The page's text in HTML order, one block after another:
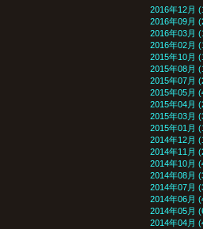
2016年12月
2016年09月
2016年03月
2016年02月
2015年10月
2015年08月
2015年07月
2015年05月
2015年04月
2015年03月
2015年01月
2014年12月
2014年11月
2014年10月
2014年08月
2014年07月
2014年06月
2014年05月
2014年04月